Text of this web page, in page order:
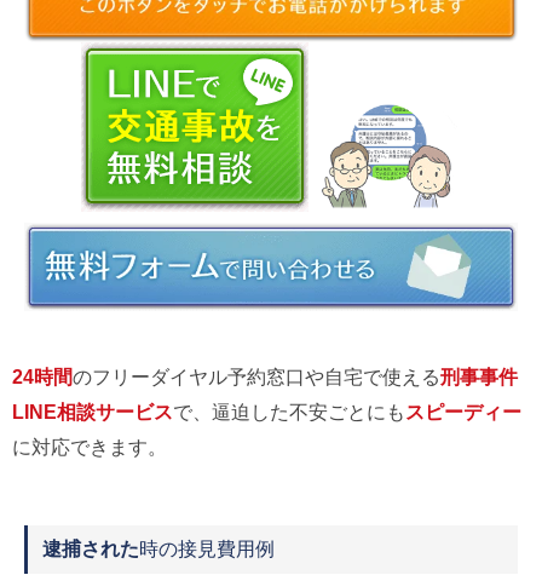
24時間のフリーダイヤル予約窓口や自宅で使える刑事事件
LINE相談サービスで、逼迫した不安ごとにも スピーディー
に対応できます。
逮捕された時の接見費用例